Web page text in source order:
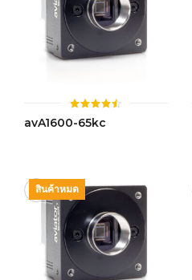
ให้
คะแนน
avA1600-65kc
สินค้าหมด